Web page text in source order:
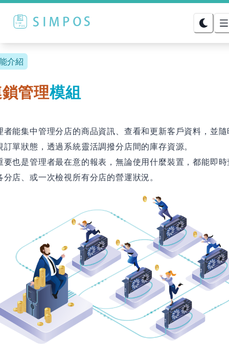
介紹
管理模組
者能集中管理分店的商品資訊、查看和更新客戶資料，並隨
訂單狀態，透過系統靈活調撥分店間的庫存資源。
要也是管理者最在意的報表，無論使用什麼裝置，都能即時
分店、或一次檢視所有分店的營運狀況。